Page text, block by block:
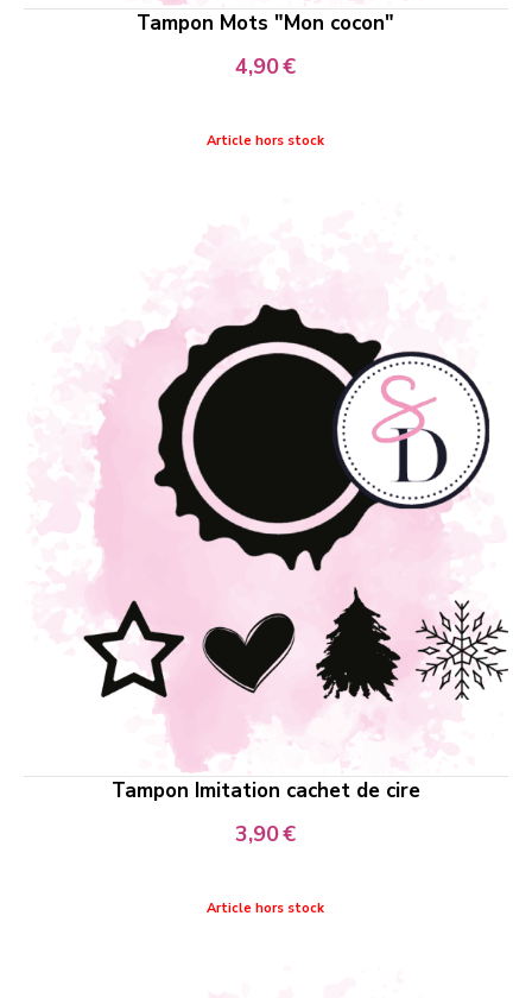
Tampon Mots "Mon cocon"
4,90€
Article hors stock
Tampon Imitation cachet de cire
3,90€
Article hors stock